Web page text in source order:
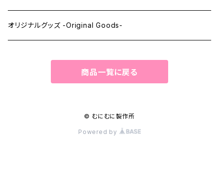
ペーパーマスク -Paper Masks-
オリジナルグッズ -Original Goods-
商品一覧に戻る
© むにむに製作所
Powered by